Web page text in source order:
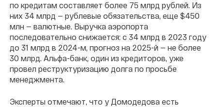
по кредитам составляет более 75 млрд рублей. Из
них 34 млрд — рублевые обязательства, еще $450
млн — валютные. Выручка аэропорта
последовательно снижается: с 34 млрд в 2023 году
до 31 млрд в 2024-м, прогноз на 2025-й — не более
30 млрд. Альфа-банк, один из кредиторов, уже
провел реструктуризацию долга по просьбе
менеджмента.
Эксперты отмечают, что у Домодедова есть